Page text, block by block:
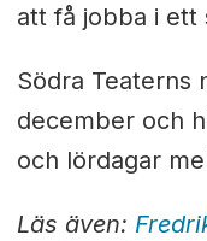
att få jobba i ett
Södra Teaterns
december och
och lördagar
Läs även: